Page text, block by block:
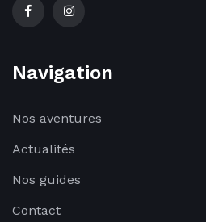
Navigation
Nos aventures
Actualités
Nos guides
Contact